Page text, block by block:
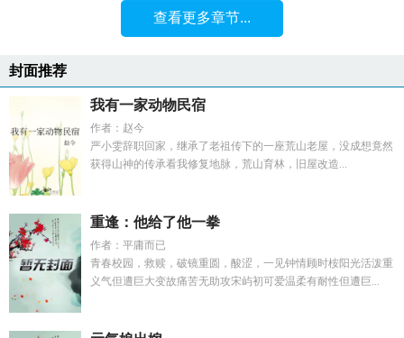
查看更多章节...
封面推荐
我有一家动物民宿
作者：赵今
严小雯辞职回家，继承了老祖传下的一座荒山老屋，没成想竟然
获得山神的传承看我修复地脉，荒山育林，旧屋改造...
重逢：他给了他一拳
作者：平庸而已
青春校园，救赎，破镜重圆，酸涩，一见钟情顾时桉阳光活泼重
义气但遭巨大变故痛苦无助攻宋屿初可爱温柔有耐性但遭巨...